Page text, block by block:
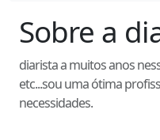
Sobre a
diarista a muitos anos
etc...sou uma ótima
necessidades.